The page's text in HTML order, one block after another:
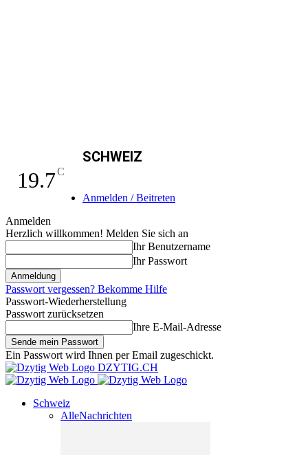
19.7C
SCHWEIZ
Anmelden / Beitreten
Anmelden
Herzlich willkommen! Melden Sie sich an
Ihr Benutzername
Ihr Passwort
Passwort vergessen? Bekomme Hilfe
Passwort-Wiederherstellung
Passwort zurücksetzen
Ihre E-Mail-Adresse
Ein Passwort wird Ihnen per Email zugeschickt.
DZYTIG.CH
Schweiz
AlleNachrichten